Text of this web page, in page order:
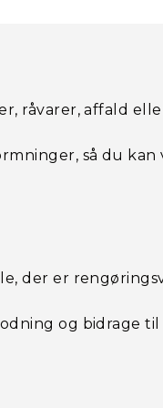
råvarer, affald
så du
der er
og bidrage